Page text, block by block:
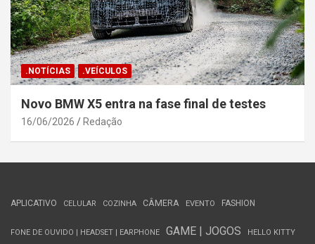
.NOTÍCIAS .VEÍCULOS
Novo BMW X5 entra na fase final de testes
16/06/2026 Redação
APLICATIVO CELULAR COZINHA CÂMERA EVENTO FASHION
FONE DE OUVIDO | HEADSET | EARPHONE GAME | JOGOS HELLO KITTY